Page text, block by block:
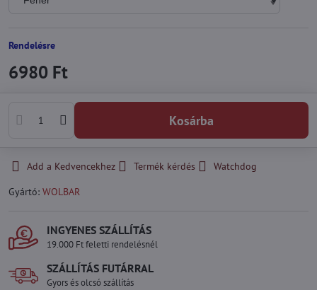
Rendelésre
6980 Ft
Kosárba
Add a Kedvencekhez Termék kérdés
Watchdog
Gyártó: WOLBAR
INGYENES SZÁLLÍTÁS
19.000 Ft feletti rendelésnél
SZÁLLÍTÁS FUTÁRRAL
Gyors és olcsó szállítás